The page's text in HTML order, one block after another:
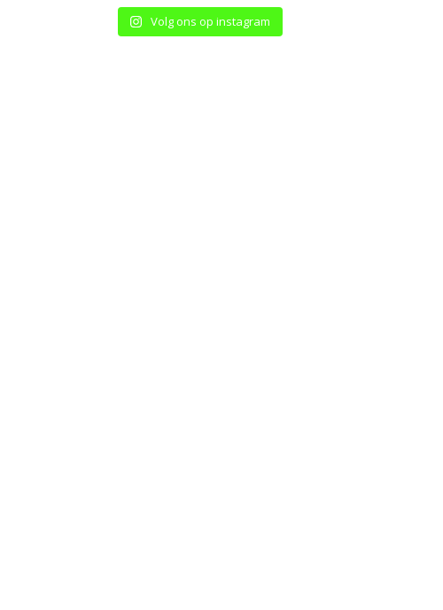
Volg ons op instagram